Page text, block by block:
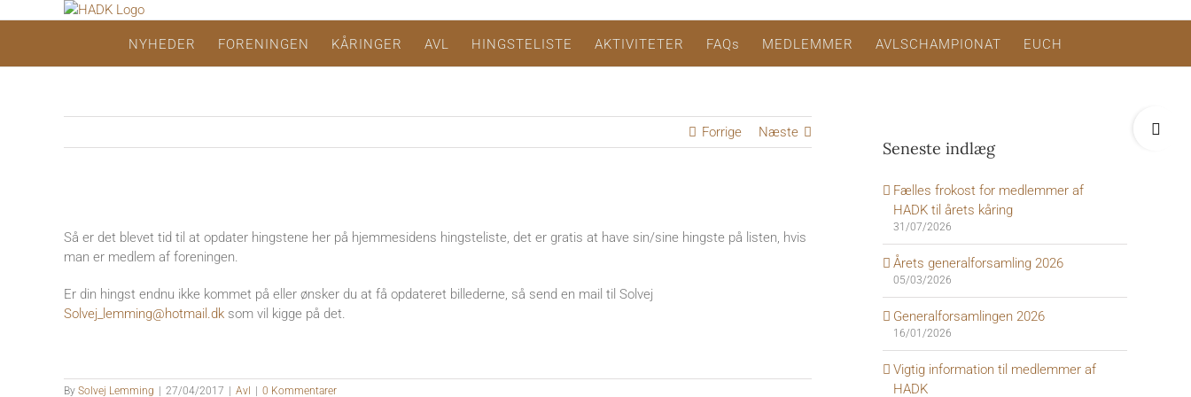
NYHEDER FORENINGEN KÅRINGER AVL HINGSTELISTE AKTIVITETER FAQs MEDLEMMER AVLSCHAMPIONAT EUCH
Forrige Næste
større
Så er det blevet tid til at opdater hingstene her på hjemmesidens hingsteliste, det er gratis at have sin/sine hingste på listen, hvis
man er medlem af foreningen.
Er din hingst endnu ikke kommet på eller ønsker du at få opdateret billederne, så send en mail til Solvej
Solvej_lemming@hotmail.dk som vil kigge på det.
By Solvej Lemming 27/04/2017 Avl 0 Kommentarer
Seneste indlæg
Fælles frokost for medlemmer af
HADK til årets kåring
31/07/2026
Årets generalforsamling 2026
05/03/2026
Generalforsamlingen 2026
16/01/2026
Vigtig information til medlemmer af
HADK
Sliding